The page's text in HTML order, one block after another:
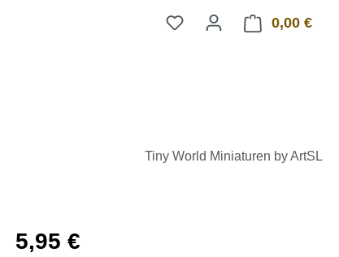
0,00 €
Tiny World Miniaturen by ArtSL
Regulärer Preis:
5,95 €